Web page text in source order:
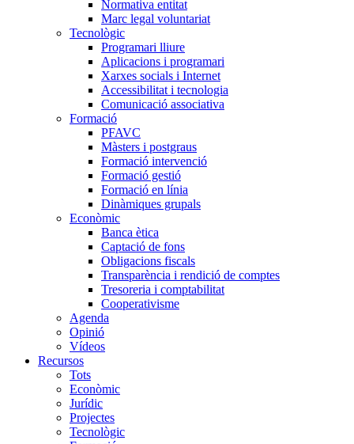
Normativa entitat
Marc legal voluntariat
Tecnològic
Programari lliure
Aplicacions i programari
Xarxes socials i Internet
Accessibilitat i tecnologia
Comunicació associativa
Formació
PFAVC
Màsters i postgraus
Formació intervenció
Formació gestió
Formació en línia
Dinàmiques grupals
Econòmic
Banca ètica
Captació de fons
Obligacions fiscals
Transparència i rendició de comptes
Tresoreria i comptabilitat
Cooperativisme
Agenda
Opinió
Vídeos
Recursos
Tots
Econòmic
Jurídic
Projectes
Tecnològic